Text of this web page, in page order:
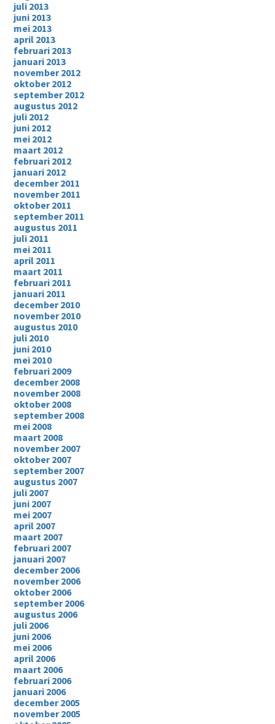
juli 2013
juni 2013
mei 2013
april 2013
februari 2013
januari 2013
november 2012
oktober 2012
september 2012
augustus 2012
juli 2012
juni 2012
mei 2012
maart 2012
februari 2012
januari 2012
december 2011
november 2011
oktober 2011
september 2011
augustus 2011
juli 2011
mei 2011
april 2011
maart 2011
februari 2011
januari 2011
december 2010
november 2010
augustus 2010
juli 2010
juni 2010
mei 2010
februari 2009
december 2008
november 2008
oktober 2008
september 2008
mei 2008
maart 2008
november 2007
oktober 2007
september 2007
augustus 2007
juli 2007
juni 2007
mei 2007
april 2007
maart 2007
februari 2007
januari 2007
december 2006
november 2006
oktober 2006
september 2006
augustus 2006
juli 2006
juni 2006
mei 2006
april 2006
maart 2006
februari 2006
januari 2006
december 2005
november 2005